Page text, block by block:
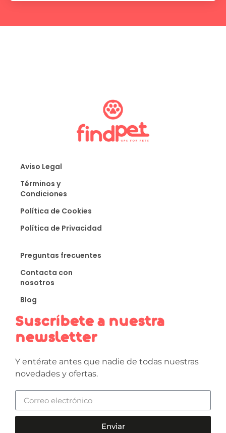
Aviso Legal
Términos y
Condiciones
Política de Cookies
Política de Privacidad
Preguntas frecuentes
Contacta con
nosotros
Blog
Suscríbete a nuestra
newsletter
Y entérate antes que nadie de todas nuestras
novedades y ofertas.
Enviar